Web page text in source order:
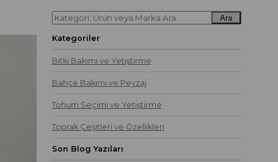
Ara
Kategoriler
Bitki Bakımı ve Yetiştirme
Bahçe Bakımı ve Peyzaj
Tohum Seçimi ve Yetiştirme
Toprak Çeşitleri ve Özellikleri
Son Blog Yazıları